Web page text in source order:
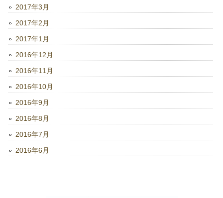
2017年3月
2017年2月
2017年1月
2016年12月
2016年11月
2016年10月
2016年9月
2016年8月
2016年7月
2016年6月